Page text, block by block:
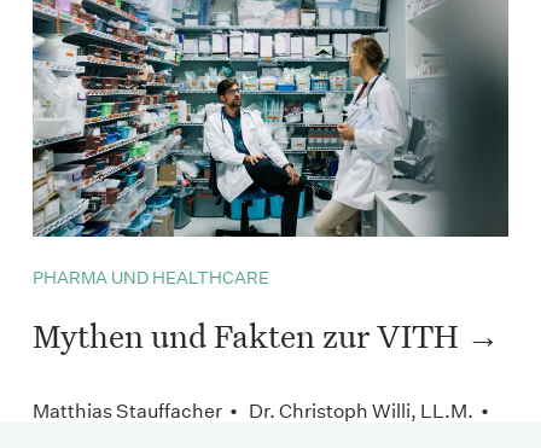
PHARMA UND HEALTHCARE
Mythen und Fakten zur VITH
Matthias Stauffacher • Dr. Christoph Willi, LL.M. •